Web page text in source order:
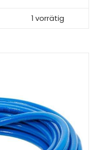
1 vorrätig